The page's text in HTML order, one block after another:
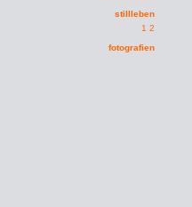
stillleben
1 2
fotografien